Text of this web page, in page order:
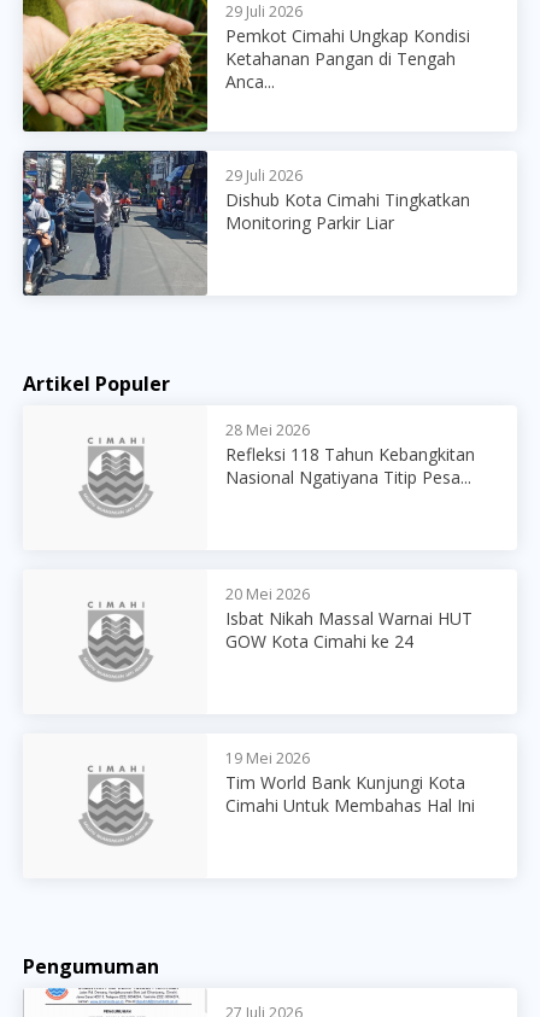
29 Juli 2026
Pemkot Cimahi Ungkap Kondisi
Ketahanan Pangan di Tengah
Anca...
29 Juli 2026
Dishub Kota Cimahi Tingkatkan
Monitoring Parkir Liar
Artikel Populer
28 Mei 2026
Refleksi 118 Tahun Kebangkitan
Nasional Ngatiyana Titip Pesa...
20 Mei 2026
Isbat Nikah Massal Warnai HUT
GOW Kota Cimahi ke 24
19 Mei 2026
Tim World Bank Kunjungi Kota
Cimahi Untuk Membahas Hal Ini
Pengumuman